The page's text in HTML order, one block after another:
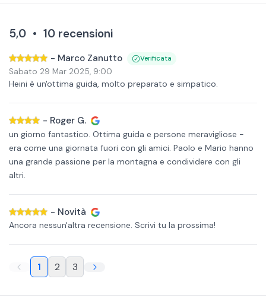
5,0 • 10 recensioni
- Marco Zanutto Verificata
Sabato 29 Mar 2025, 9:00
Heini è un'ottima guida, molto preparato e simpatico.
- Roger G.
un giorno fantastico. Ottima guida e persone meravigliose -
era come una giornata fuori con gli amici. Paolo e Mario hanno
una grande passione per la montagna e condividere con gli
altri.
- Novità
Ancora nessun'altra recensione. Scrivi tu la prossima!
1 2 3